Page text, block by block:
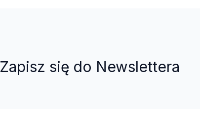
Zapisz się do Newslettera